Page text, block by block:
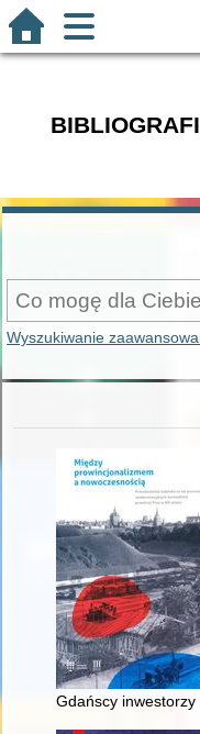
Wyszukiwanie
Gdańscy